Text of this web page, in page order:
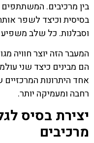
בין מרכיבים. המשתתפים
בסיסית וכיצד לשפר
וסבלנות. כל שלב
המעבר הזה יוצר חוויה
הם מבינים כיצד שני
אחד היתרונות
רחבה ומעמיקה יותר.
יצירת בסיס
מרכיבים